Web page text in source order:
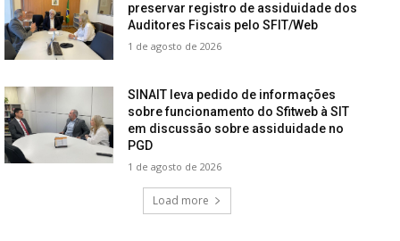
preservar registro de assiduidade dos
Auditores Fiscais pelo SFIT/Web
1 de agosto de 2026
SINAIT leva pedido de informações
sobre funcionamento do Sfitweb à SIT
em discussão sobre assiduidade no
PGD
1 de agosto de 2026
Load more